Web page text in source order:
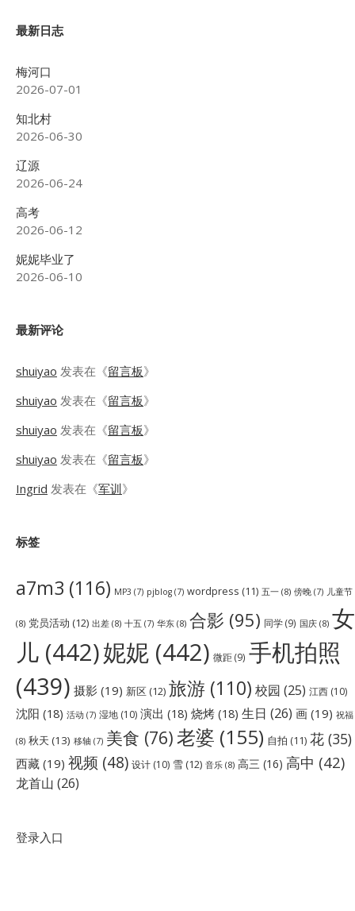
最新日志
梅河口
2026-07-01
知北村
2026-06-30
辽源
2026-06-24
高考
2026-06-12
妮妮毕业了
2026-06-10
最新评论
shuiyao 发表在《留言板》
shuiyao 发表在《留言板》
shuiyao 发表在《留言板》
shuiyao 发表在《留言板》
Ingrid 发表在《军训》
标签
a7m3 (116) MP3 (7) pjblog (7) wordpress (11) 五一 (8) 傍晚 (7) 儿童节
(8) 党员活动 (12) 出差 (8) 十五 (7) 华东 (8) 合影 (95) 同学(9) 国庆 (8) 女
儿 (442)妮妮 (442) 微距(9) 手机拍照
(439) 摄影 (19) 新区 (12) 旅游 (110) 校园 (25) 江西 (10)
沈阳 (18) 活动 (7) 湿地 (10) 演出 (18) 烧烤 (18) 生日 (26) 画 (19) 祝福
(8) 秋天 (13) 移轴 (7) 美食 (76)老婆 (155) 自拍 (11) 花 (35)
西藏 (19) 视频 (48) 设计 (10) 雪 (12) 音乐 (8) 高三 (16) 高中 (42)
龙首山 (26)
登录入口